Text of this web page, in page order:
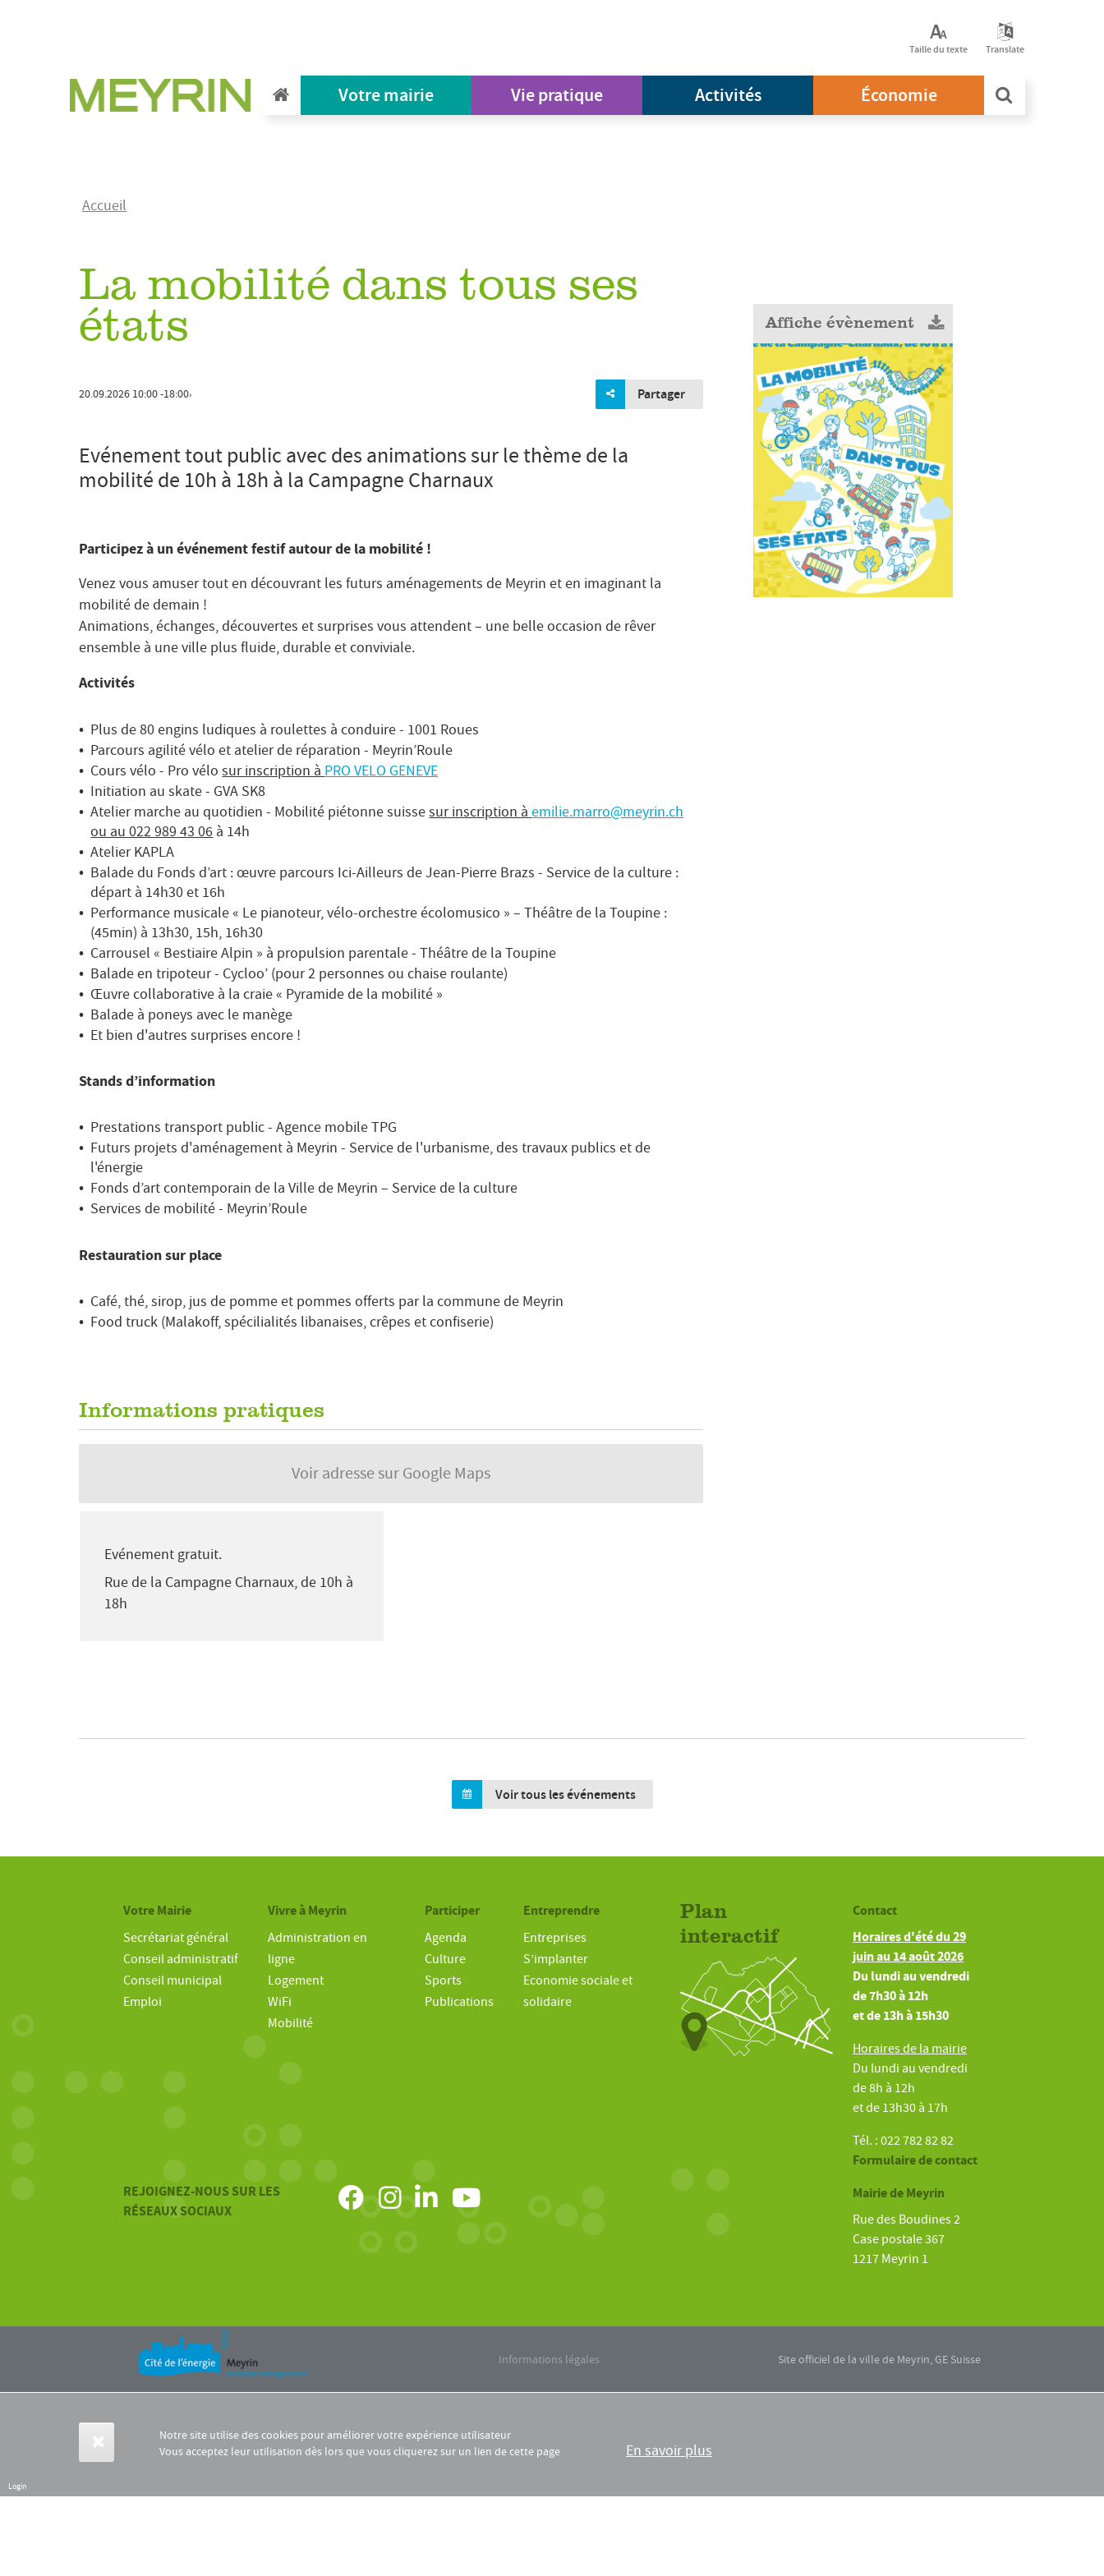
Taille du texte Translate
Votre mairie Vie pratique Activités Économie
FilAccueil
La mobilité dans tous ses
états
Partager
Evénement tout public avec des animations sur le thème de la
mobilité de 10h à 18h à la Campagne Charnaux
Participez à un événement festif autour de la mobilité !
Venez vous amuser tout en découvrant les futurs aménagements de Meyrin et en imaginant la
mobilité de demain !
Animations, échanges, découvertes et surprises vous attendent – une belle occasion de rêver
ensemble à une ville plus fluide, durable et conviviale.
Activités
Plus de 80 engins ludiques à roulettes à conduire - 1001 Roues
Parcours agilité vélo et atelier de réparation - Meyrin’Roule
Cours vélo - Pro vélosur inscription à PRO VELO GENEVE
Initiation au skate - GVA SK8
Atelier marche au quotidien - Mobilité piétonne suissesur inscription à emilie.marro@meyrin.ch
ou au 022 989 43 06 à 14h
Atelier KAPLA
Balade du Fonds d’art : œuvre parcours Ici-Ailleurs de Jean-Pierre Brazs - Service de la culture :
départ à 14h30 et 16h
Performance musicale « Le pianoteur, vélo-orchestre écolomusico » – Théâtre de la Toupine :
(45min) à 13h30, 15h, 16h30
Carrousel « Bestiaire Alpin » à propulsion parentale - Théâtre de la Toupine
Balade en tripoteur - Cycloo’ (pour 2 personnes ou chaise roulante)
Œuvre collaborative à la craie « Pyramide de la mobilité »
Balade à poneys avec le manège
Et bien d'autres surprises encore !
Stands d’information
Prestations transport public - Agence mobile TPG
Futurs projets d'aménagement à Meyrin - Service de l'urbanisme, des travaux publics et de
l'énergie
Fonds d’art contemporain de la Ville de Meyrin – Service de la culture
Services de mobilité - Meyrin’Roule
Restauration sur place
Café, thé, sirop, jus de pomme et pommes offerts par la commune de Meyrin
Food truck (Malakoff, spécilialités libanaises, crêpes et confiserie)
Informations pratiques
Voir adresse sur Google Maps
Evénement gratuit.
Rue de la Campagne Charnaux, de 10h à
18h
Affiche évènement
Voir tous les événements
Votre Mairie
Secrétariat général
Conseil administratif
Conseil municipal
Emploi
Vivre à Meyrin
Administration en
ligne
Logement
WiFi
Mobilité
Participer
Agenda
Culture
Sports
Publications
Entreprendre
Entreprises
S’implanter
Economie sociale et
solidaire
Plan
interactif
Contact
Horaires d'été du 29
juin au 14 août 2026
Du lundi au vendredi
de 7h30 à 12h
et de 13h à 15h30
Horaires de la mairie
Du lundi au vendredi
de 8h à 12h
et de 13h30 à 17h
Tél. : 022 782 82 82
Formulaire de contact
Mairie de Meyrin
Rue des Boudines 2
Case postale 367
1217 Meyrin 1
REJOIGNEZ-NOUS SUR LES
RÉSEAUX SOCIAUX
Informations légales Site officiel de la ville de Meyrin, GE Suisse
Notre site utilise des cookies pour améliorer votre expérience utilisateur
Vous acceptez leur utilisation dès lors que vous cliquerez sur un lien de cette page
En savoir plus
Login